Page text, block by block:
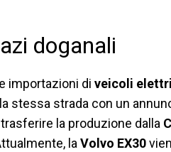
doganali
importazioni di veicoli
stessa strada con un
la produzione dalla
laVolvo EX30